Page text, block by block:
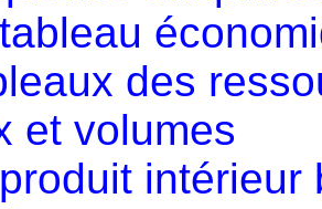
des
et volumes
intérieur